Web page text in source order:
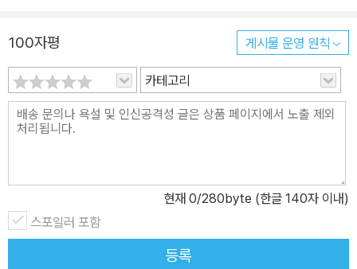
100자평 게시물 운영 원칙
카테고리
현재 0/280byte (한글 140자 이내)
스포일러 포함
등록